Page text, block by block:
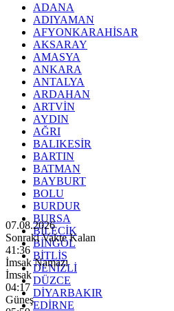
ADANA
ADIYAMAN
AFYONKARAHİSAR
AKSARAY
AMASYA
ANKARA
ANTALYA
ARDAHAN
ARTVİN
AYDIN
AĞRI
BALIKESİR
BARTIN
BATMAN
BAYBURT
BOLU
BURDUR
BURSA
BİLECİK
BİNGÖL
BİTLİS
DENİZLİ
DÜZCE
DİYARBAKIR
EDİRNE
07.08.2026
Sonraki Vakte Kalan
41:35
İmsak Namazı
İmsak
04:17
Güneş